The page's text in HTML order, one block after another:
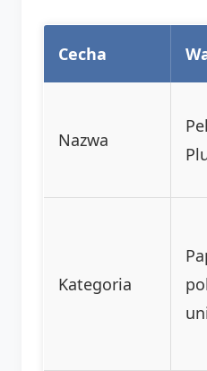
Cecha
Nazwa
Kategoria